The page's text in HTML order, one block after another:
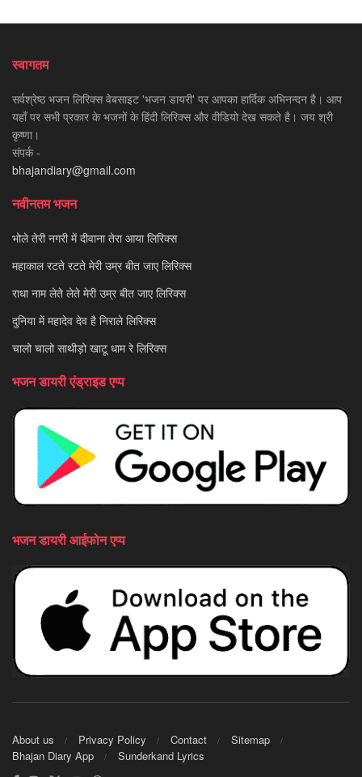
स्वागतम
सर्वश्रेष्ठ भजन लिरिक्स वेबसाइट 'भजन डायरी' पर आपका हार्दिक अभिनन्दन है। आप
यहाँ पर सभी प्रकार के भजनों के हिंदी लिरिक्स और वीडियो देख सकते है। जय श्री
कृष्णा।
संपर्क -
bhajandiary@gmail.com
नवीनतम भजन
भोले तेरी नगरी में दीवाना तेरा आया लिरिक्स
महाकाल रटते रटते मेरी उम्र बीत जाए लिरिक्स
राधा नाम लेते लेते मेरी उम्र बीत जाए लिरिक्स
दुनिया में महादेव देव है निराले लिरिक्स
चालो चालो साथीड़ो खाटू धाम रे लिरिक्स
भजन डायरी एंड्राइड एप्प
भजन डायरी आईफोन एप्प
About us Privacy Policy Contact
Sitemap
Bhajan Diary App
Sunderkand Lyrics